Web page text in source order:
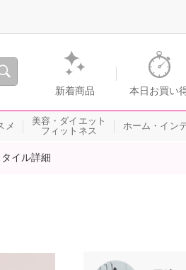
・テレビショッピングのショップチャン
新着商品 本日お買い
メ
美容・ダイエット
フィットネス
ホーム・イン
イル詳細